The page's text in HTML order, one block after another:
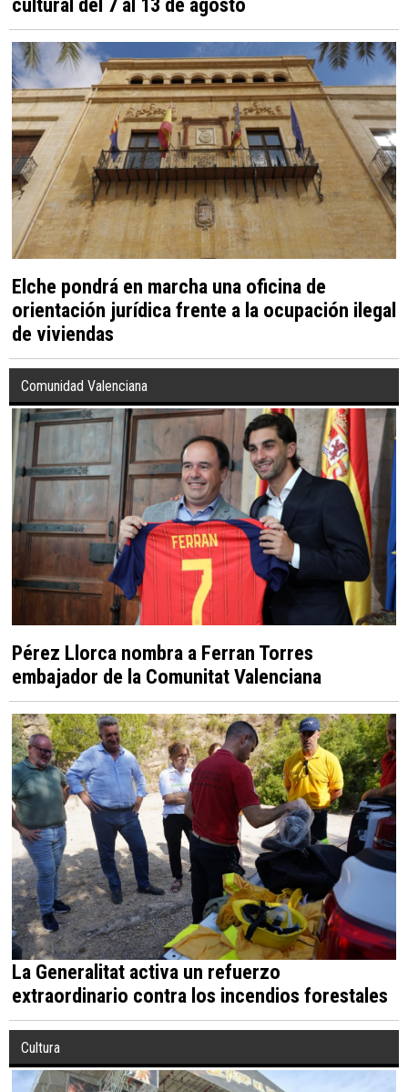
cultural del 7 al 13 de agosto
Elche pondrá en marcha una oficina de
orientación jurídica frente a la ocupación ilegal
de viviendas
Comunidad Valenciana
Pérez Llorca nombra a Ferran Torres
embajador de la Comunitat Valenciana
La Generalitat activa un refuerzo
extraordinario contra los incendios forestales
Cultura